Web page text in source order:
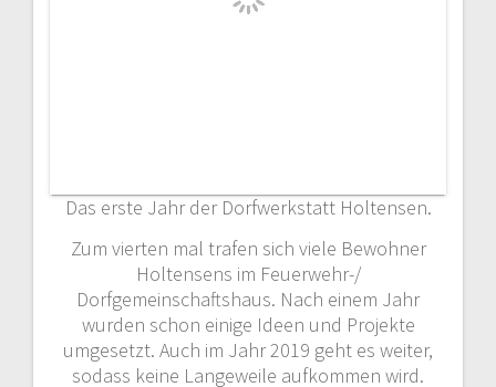
Das erste Jahr der Dorfwerkstatt Holtensen.
Zum vierten mal trafen sich viele Bewohner
Holtensens im Feuerwehr-/
Dorfgemeinschaftshaus. Nach einem Jahr
wurden schon einige Ideen und Projekte
umgesetzt. Auch im Jahr 2019 geht es weiter,
sodass keine Langeweile aufkommen wird.